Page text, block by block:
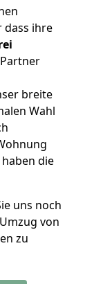
dass ihre
breite
Wahl
die
uns noch
von
zu